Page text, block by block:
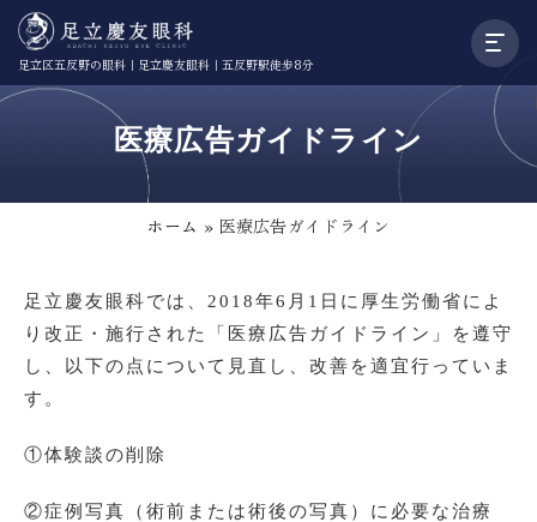
足立区五反野の眼科｜足立慶友眼科｜五反野駅徒歩8分
医療広告ガイドライン
ホーム » 医療広告ガイドライン
足立慶友眼科では、2018年6月1日に厚生労働省によ
り改正・施行された「医療広告ガイドライン」を遵守
し、以下の点について見直し、改善を適宜行っていま
す。
①体験談の削除
②症例写真（術前または術後の写真）に必要な治療